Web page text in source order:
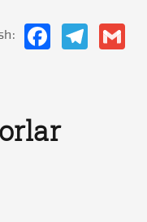
FacebookTelegram